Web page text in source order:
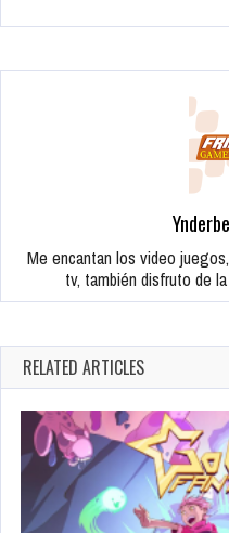
Me encantan los video
tv, también disfruto de
RELATED ARTICLES